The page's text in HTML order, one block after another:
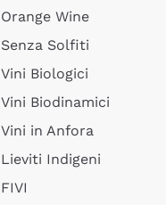
Orange Wine
Senza Solfiti
Vini Biologici
Vini Biodinamici
Vini in Anfora
Lieviti Indigeni
FIVI